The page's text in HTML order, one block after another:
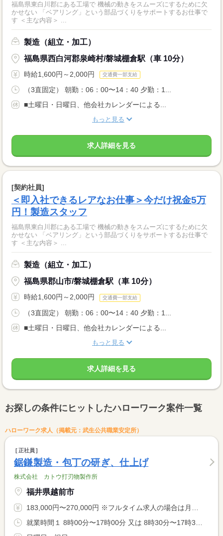
福島県東白川郡にある工場で 機械の動きをスムーズにするために欠
かせない 「ベアリング」という部品づくりをサポートするお仕事で
す ＜主な内容＞ ...
製造（組立・加工）
福島県西白河郡泉崎村/磐城棚倉駅（車 10分）
時給1,600円～2,000円 交通費一部支給
（3直固定） 朝勤：06：00〜14：40 夕勤：1...
■土曜日・日曜日、他会社カレンダーによる...
もっと見る
求人詳細を見る
[契約社員]
＜即入社できるレアなお仕事＞今だけ祝金5万
円！製造スタッフ
福島県東白川郡にある工場で 機械の動きをスムーズにするために欠
かせない 「ベアリング」という部品づくりをサポートするお仕事で
す ＜主な内容＞ ...
製造（組立・加工）
福島県郡山市/磐城棚倉駅（車 10分）
時給1,600円～2,000円 交通費一部支給
（3直固定） 朝勤：06：00〜14：40 夕勤：1...
■土曜日・日曜日、他会社カレンダーによる...
もっと見る
求人詳細を見る
お探しの条件にヒットしたハローワーク案件一覧
ハローワーク求人（掲載元：武生公共職業安定所）
正社員
鋸鎌製造・包丁の研ぎ、仕上げ
株式会社 カトウ打刃物製作所
福井県越前市
183,000円〜270,000円 ※フルタイム求人の場合は月額（換算額）、パート求人の場合は時間額を表示しています。